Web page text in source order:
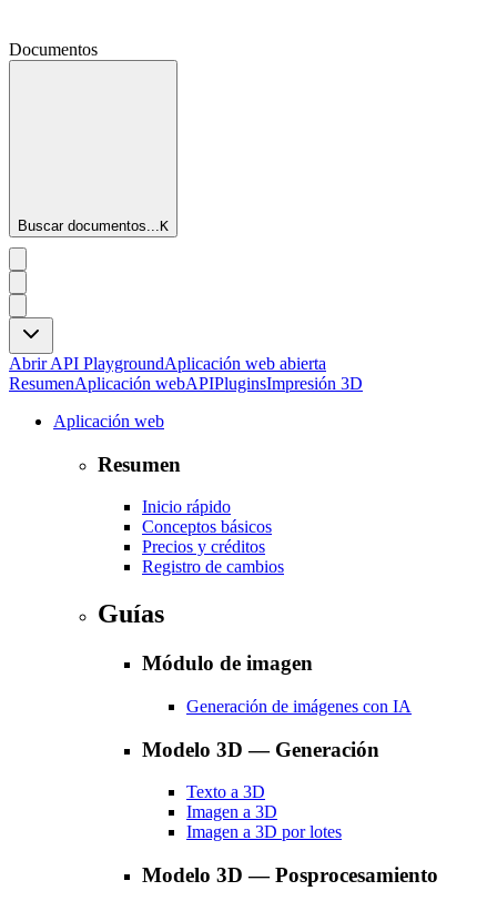
Documentos
Buscar documentos...K
Abrir API PlaygroundAplicación web abierta
ResumenAplicación webAPIPluginsImpresión 3D
Aplicación web
Resumen
Inicio rápido
Conceptos básicos
Precios y créditos
Registro de cambios
Guías
Módulo de imagen
Generación de imágenes con IA
Modelo 3D — Generación
Texto a 3D
Imagen a 3D
Imagen a 3D por lotes
Modelo 3D — Posprocesamiento